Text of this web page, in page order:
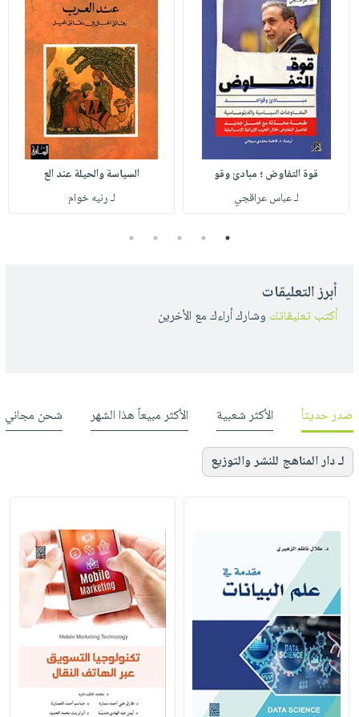
قوة التفاوض ؛ مبادئ وقو
لـ عباس عراقجي
السياسة والحيلة عند الع
لـ رنيه خوام
1
2
3
4
5
أبرز التعليقات
أكتب تعليقاتك وشارك أراءك مع الأخرين
صدر حديثاً الأكثر شعبية الأكثر مبيعاً هذا الشهر شحن مجاني
لـ دار المناهج للنشر والتوزيع